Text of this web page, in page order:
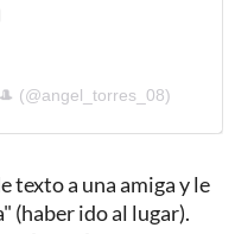
(@angel_torres_08)
texto a una amiga y le
(haber ido al lugar).